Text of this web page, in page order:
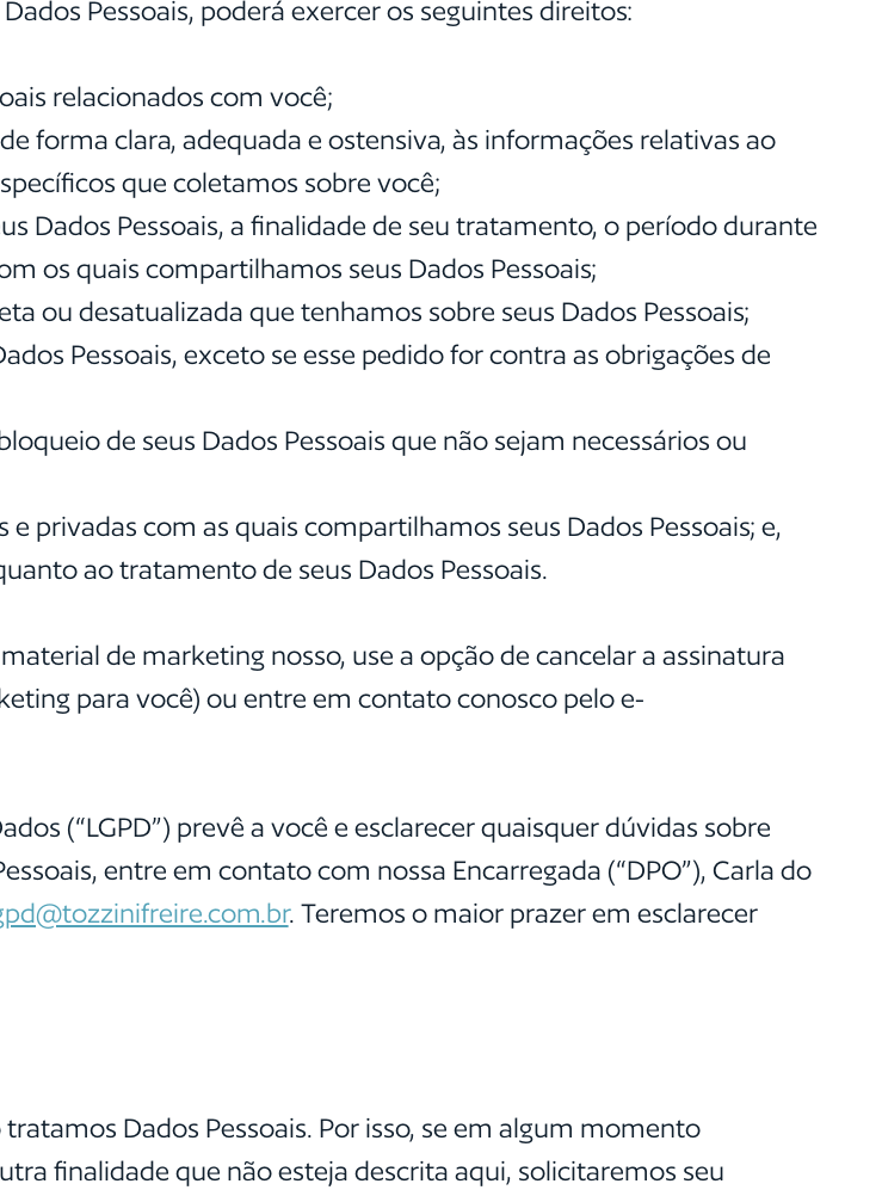
Pessoais, poderá exercer os seguintes direitos:
relacionados com você;
forma clara, adequada e ostensiva, às informações relativas ao
que coletamos sobre você;
Dados Pessoais, a finalidade de seu tratamento, o período durante
os quais compartilhamos seus Dados Pessoais;
ou desatualizada que tenhamos sobre seus Dados Pessoais;
Pessoais, exceto se esse pedido for contra as obrigações de
de seus Dados Pessoais que não sejam necessários ou
privadas com as quais compartilhamos seus Dados Pessoais; e,
ao tratamento de seus Dados Pessoais.
de marketing nosso, use a opção de cancelar a assinatura
para você) ou entre em contato conosco pelo e-
(“LGPD”) prevê a você e esclarecer quaisquer dúvidas sobre
entre em contato com nossa Encarregada (“DPO”), Carla do
. Teremos o maior prazer em esclarecer
Dados Pessoais. Por isso, se em algum momento
finalidade que não esteja descrita aqui, solicitaremos seu